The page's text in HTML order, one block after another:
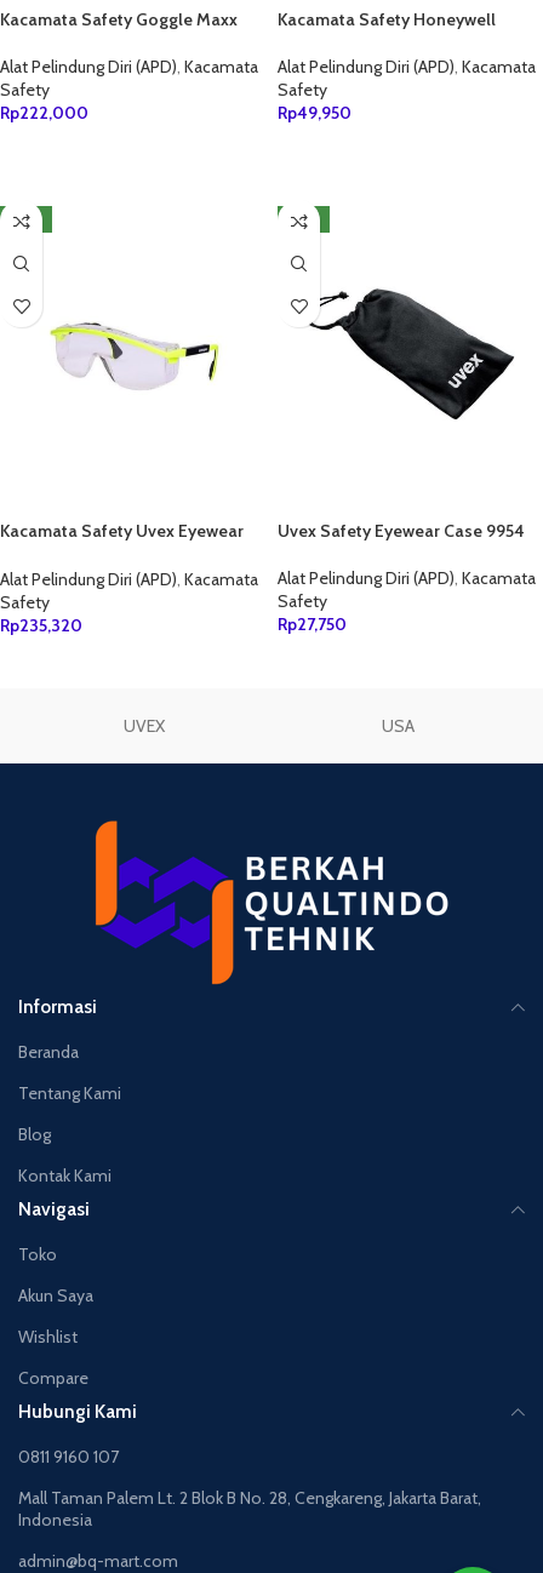
Kacamata Safety Goggle Maxx
Alat Pelindung Diri (APD), Kacamata
Safety
Rp222,000
Kacamata Safety Honeywell
Alat Pelindung Diri (APD), Kacamata
Safety
Rp49,950
NEW
Kacamata Safety Uvex Eyewear
Alat Pelindung Diri (APD), Kacamata
Safety
Rp235,320
NEW
Uvex Safety Eyewear Case 9954
Alat Pelindung Diri (APD), Kacamata
Safety
Rp27,750
UVEX USA
Informasi
Beranda
Tentang Kami
Blog
Kontak Kami
Navigasi
Toko
Akun Saya
Wishlist
Compare
Hubungi Kami
0811 9160 107
Mall Taman Palem Lt. 2 Blok B No. 28, Cengkareng, Jakarta Barat,
Indonesia
admin@bq-mart.com